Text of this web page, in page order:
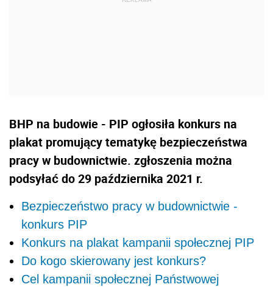
BHP na budowie - PIP ogłosiła konkurs na
plakat promujący tematykę bezpieczeństwa
pracy w budownictwie. zgłoszenia można
podsyłać do 29 października 2021 r.
Bezpieczeństwo pracy w budownictwie -
konkurs PIP
Konkurs na plakat kampanii społecznej PIP
Do kogo skierowany jest konkurs?
Cel kampanii społecznej Państwowej